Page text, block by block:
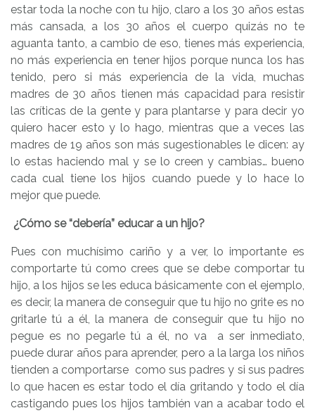
estar toda la noche con tu hijo, claro a los 30 años estas
más cansada, a los 30 años el cuerpo quizás no te
aguanta tanto, a cambio de eso, tienes más experiencia,
no más experiencia en tener hijos porque nunca los has
tenido, pero si más experiencia de la vida, muchas
madres de 30 años tienen más capacidad para resistir
las críticas de la gente y para plantarse y para decir yo
quiero hacer esto y lo hago, mientras que a veces las
madres de 19 años son más sugestionables le dicen: ay
lo estas haciendo mal y se lo creen y cambias… bueno
cada cual tiene los hijos cuando puede y lo hace lo
mejor que puede.
¿Cómo se “debería” educar a un hijo?
Pues con muchísimo cariño y a ver, lo importante es
comportarte tú como crees que se debe comportar tu
hijo, a los hijos se les educa básicamente con el ejemplo,
es decir, la manera de conseguir que tu hijo no grite es no
gritarle tú a él, la manera de conseguir que tu hijo no
pegue es no pegarle tú a él, no va a ser inmediato,
puede durar años para aprender, pero a la larga los niños
tienden a comportarse como sus padres y si sus padres
lo que hacen es estar todo el día gritando y todo el día
castigando pues los hijos también van a acabar todo el